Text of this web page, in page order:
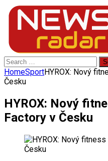
Search
for:
HomeSportHYROX: Nový
Česku
HYROX: Nový
Factory v Česku